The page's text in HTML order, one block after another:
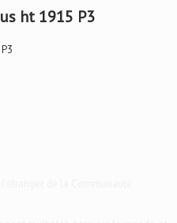
ht 1915 P3